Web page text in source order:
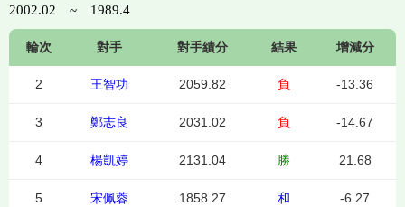
2002.02 ~ 1989.4
輪次 對手 對手績分 結果 增減分
2 王智功 2059.82 負 -13.36
3 鄭志良 2031.02 負 -14.67
4 楊凱婷 2131.04 勝 21.68
5 宋佩蓉 1858.27 和 -6.27